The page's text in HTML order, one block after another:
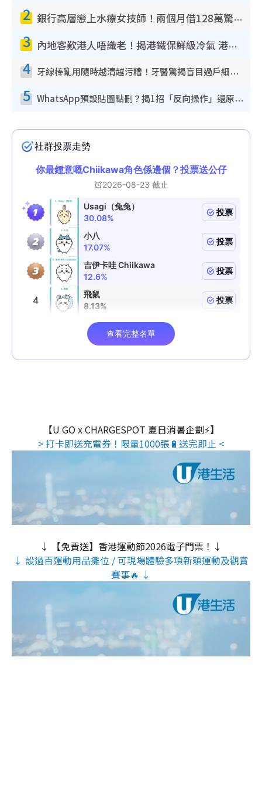
2 銀行高層戀上水療女技師！兩個月借128萬驚覺「沉船」沉落火海 揭背後疑似邪教操控賣淫
3 內地客歎港人唔識老！揭港鐵保鮮級冷氣 港人求放過：咪投訴
4 牙線棒亂用隨時越清越污糟！牙醫驚揭盲目過戶細菌恐致蛀牙：呢種先係日常真保養
5 WhatsApp預設貼圖點刪？揭1招「反向操作」還原簡潔介面 附3步實測教學
【U GO x CHARGESPOT 夏日消暑企劃⚡】
> 打卡即送充電券！限量1000張🔋送完即止 <
↓ 【免費送】香港運動節2026電子門票！↓
↓ 設過百運動用品攤位 / 可現場體驗多項新穎運動及觀賞
賽事🔥 ↓